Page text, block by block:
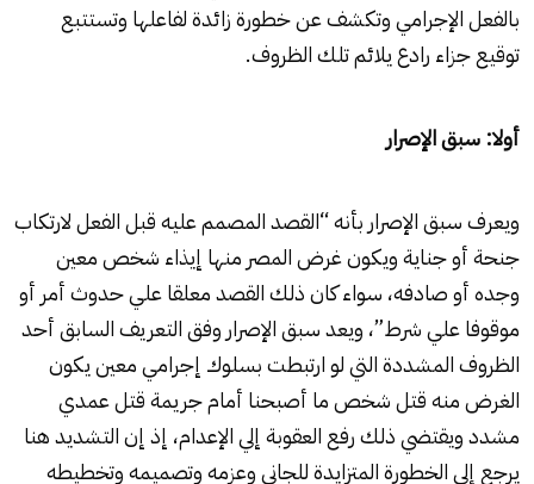
بالفعل الإجرامي وتكشف عن خطورة زائدة لفاعلها وتستتبع
توقيع جزاء رادع يلائم تلك الظروف.
أولا: سبق الإصرار
ويعرف سبق الإصرار بأنه “القصد المصمم عليه قبل الفعل لارتكاب
جنحة أو جناية ويكون غرض المصر منها إيذاء شخص معين
وجده أو صادفه، سواء كان ذلك القصد معلقا علي حدوث أمر أو
موقوفا علي شرط”، ويعد سبق الإصرار وفق التعريف السابق أحد
الظروف المشددة التي لو ارتبطت بسلوك إجرامي معين يكون
الغرض منه قتل شخص ما أصبحنا أمام جريمة قتل عمدي
مشدد ويقتضي ذلك رفع العقوبة إلي الإعدام، إذ إن التشديد هنا
يرجع إلي الخطورة المتزايدة للجاني وعزمه وتصميمه وتخطيطه